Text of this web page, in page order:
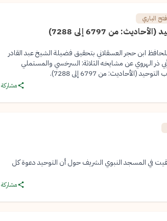
فتح الباري
من 6797 إلى 7288)
ابن حجر العسقلاني بتحقيق فضيلة الشيخ عبد القادر
ذر الهروي عن مشايخه الثلاثة: السرخسي والمستملي
من 6797 إلى 7288).
مشاركة
في المسجد النبوي الشريف حول أن التوحيد دعوة كل
مشاركة